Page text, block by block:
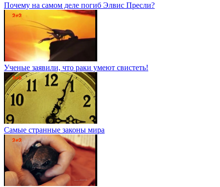
Почему на самом деле погиб Элвис Пресли?
Ученые заявили, что раки умеют свистеть!
Самые странные законы мира